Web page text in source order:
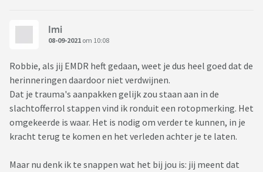
Imi
08-09-2021 om 10:08
Robbie, als jij EMDR heft gedaan, weet je dus heel goed dat de
herinneringen daardoor niet verdwijnen.
Dat je trauma's aanpakken gelijk zou staan aan in de
slachtofferrol stappen vind ik ronduit een rotopmerking. Het
omgekeerde is waar. Het is nodig om verder te kunnen, in je
kracht terug te komen en het verleden achter je te laten.
Maar nu denk ik te snappen wat het bij jou is: jij meent dat